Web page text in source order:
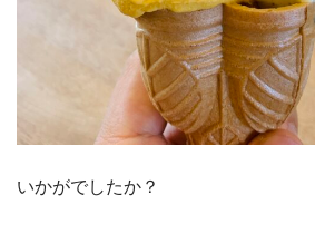
いかがでしたか？